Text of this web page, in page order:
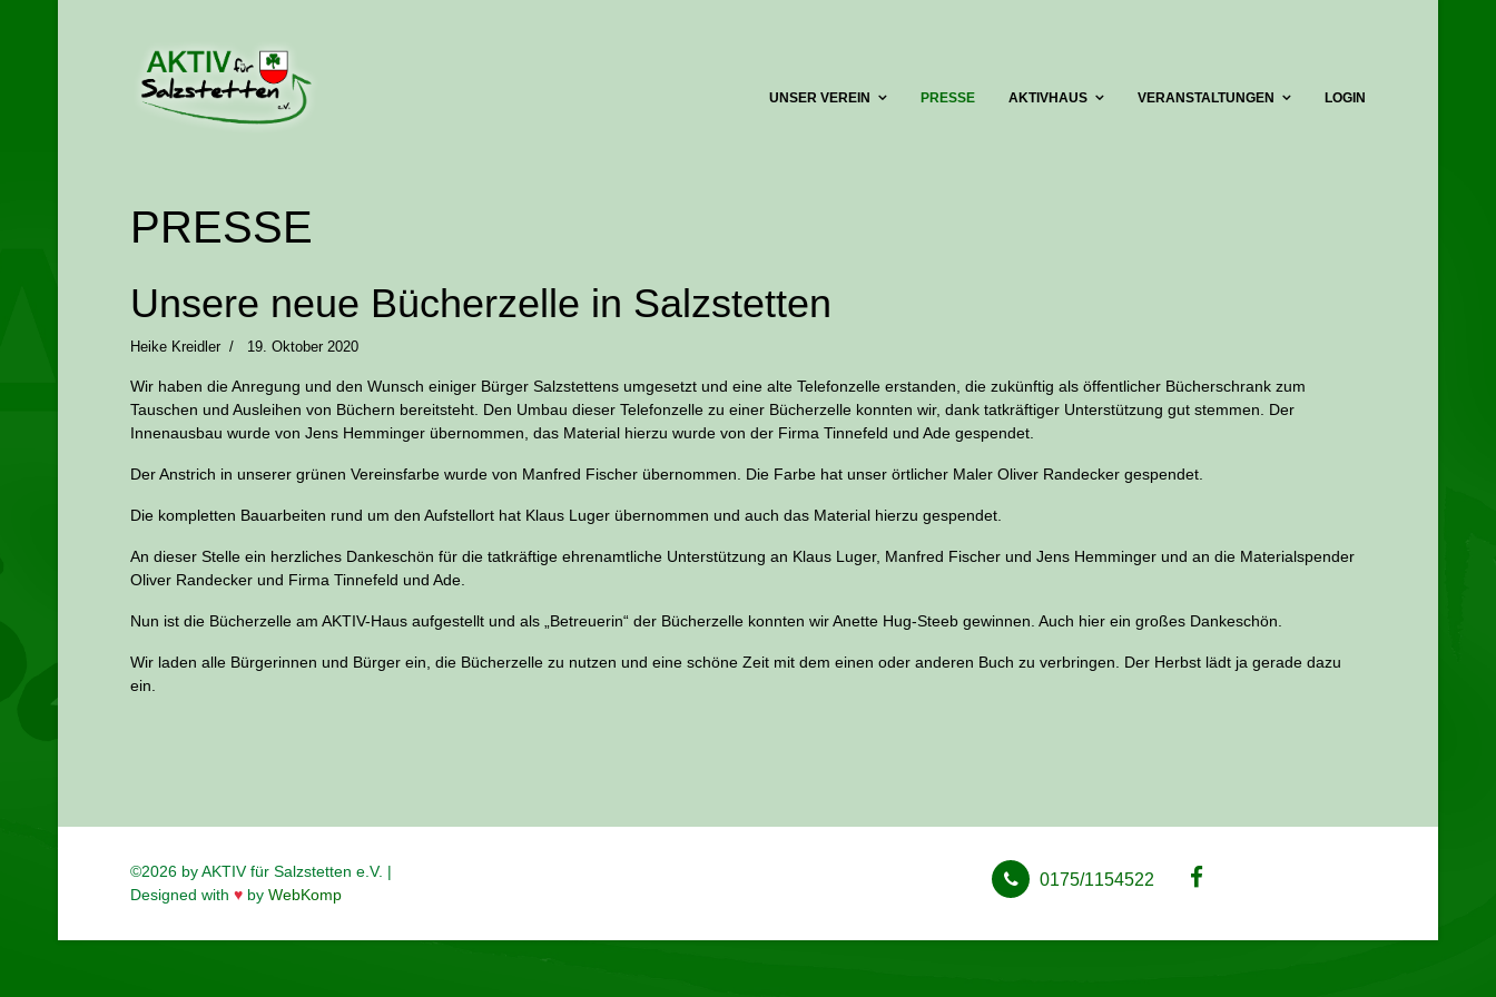
UNSER VEREIN PRESSE AKTIVHAUS VERANSTALTUNGEN LOGIN
PRESSE
Unsere neue Bücherzelle in Salzstetten
Heike Kreidler 19. Oktober 2020
Wir haben die Anregung und den Wunsch einiger Bürger Salzstettens umgesetzt und eine alte Telefonzelle erstanden, die zukünftig als öffentlicher Bücherschrank zum
Tauschen und Ausleihen von Büchern bereitsteht. Den Umbau dieser Telefonzelle zu einer Bücherzelle konnten wir, dank tatkräftiger Unterstützung gut stemmen. Der
Innenausbau wurde von Jens Hemminger übernommen, das Material hierzu wurde von der Firma Tinnefeld und Ade gespendet.
Der Anstrich in unserer grünen Vereinsfarbe wurde von Manfred Fischer übernommen. Die Farbe hat unser örtlicher Maler Oliver Randecker gespendet.
Die kompletten Bauarbeiten rund um den Aufstellort hat Klaus Luger übernommen und auch das Material hierzu gespendet.
An dieser Stelle ein herzliches Dankeschön für die tatkräftige ehrenamtliche Unterstützung an Klaus Luger, Manfred Fischer und Jens Hemminger und an die Materialspender
Oliver Randecker und Firma Tinnefeld und Ade.
Nun ist die Bücherzelle am AKTIV-Haus aufgestellt und als „Betreuerin“ der Bücherzelle konnten wir Anette Hug-Steeb gewinnen. Auch hier ein großes Dankeschön.
Wir laden alle Bürgerinnen und Bürger ein, die Bücherzelle zu nutzen und eine schöne Zeit mit dem einen oder anderen Buch zu verbringen. Der Herbst lädt ja gerade dazu
ein.
©2026 by AKTIV für Salzstetten e.V. |
Designed with ♥ by WebKomp
0175/1154522